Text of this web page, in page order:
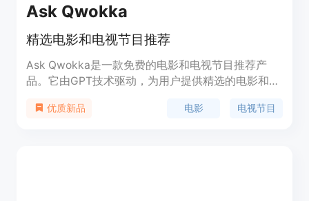
Ask Qwokka
精选电影和电视节目推荐
Ask Qwokka是一款免费的电影和电视节目推荐产
品。它由GPT技术驱动，为用户提供精选的电影和电
史，智能推荐适合用户口味的电影和电视节目。无论
优质新品 电影 电视节目